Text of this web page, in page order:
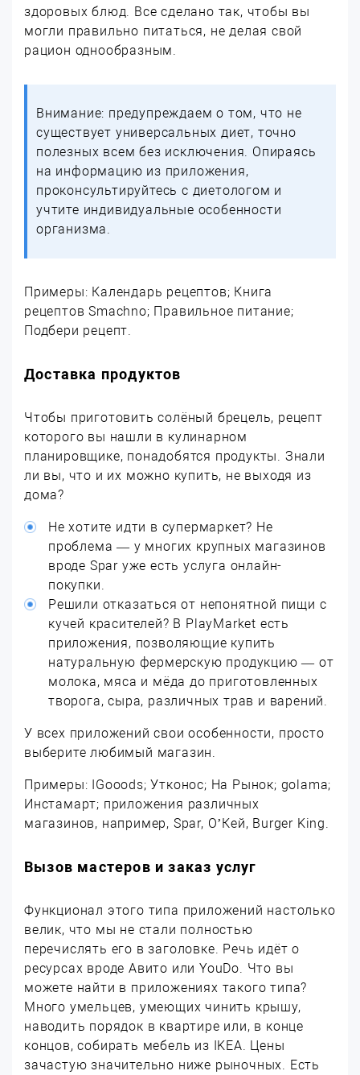
здоровых блюд. Все сделано так, чтобы вы
могли правильно питаться, не делая свой
рацион однообразным.
Внимание: предупреждаем о том, что не
существует универсальных диет, точно
полезных всем без исключения. Опираясь
на информацию из приложения,
проконсультируйтесь с диетологом и
учтите индивидуальные особенности
организма.
Примеры: Календарь рецептов; Книга
рецептов Smachno; Правильное питание;
Подбери рецепт.
Доставка продуктов
Чтобы приготовить солёный брецель, рецепт
которого вы нашли в кулинарном
планировщике, понадобятся продукты. Знали
ли вы, что и их можно купить, не выходя из
дома?
Не хотите идти в супермаркет? Не
проблема — у многих крупных магазинов
вроде Spar уже есть услуга онлайн-
покупки.
Решили отказаться от непонятной пищи с
кучей красителей? В PlayMarket есть
приложения, позволяющие купить
натуральную фермерскую продукцию — от
молока, мяса и мёда до приготовленных
творога, сыра, различных трав и варений.
У всех приложений свои особенности, просто
выберите любимый магазин.
Примеры: IGooods; Утконос; На Рынок; golama;
Инстамарт; приложения различных
магазинов, например, Spar, О’Кей, Burger King.
Вызов мастеров и заказ услуг
Функционал этого типа приложений настолько
велик, что мы не стали полностью
перечислять его в заголовке. Речь идёт о
ресурсах вроде Авито или YouDo. Что вы
можете найти в приложениях такого типа?
Много умельцев, умеющих чинить крышу,
наводить порядок в квартире или, в конце
концов, собирать мебель из IKEA. Цены
зачастую значительно ниже рыночных. Есть